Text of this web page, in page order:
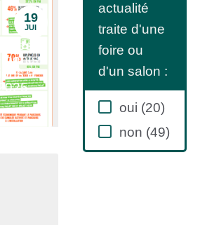
actualité
traite d'une
foire ou
d'un salon :
oui (20)
non (49)
19
JUI
des
à
-